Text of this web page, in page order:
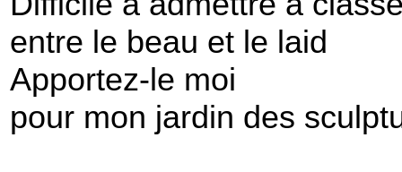
entre le beau et le laid
Apportez-le moi
pour mon jardin des